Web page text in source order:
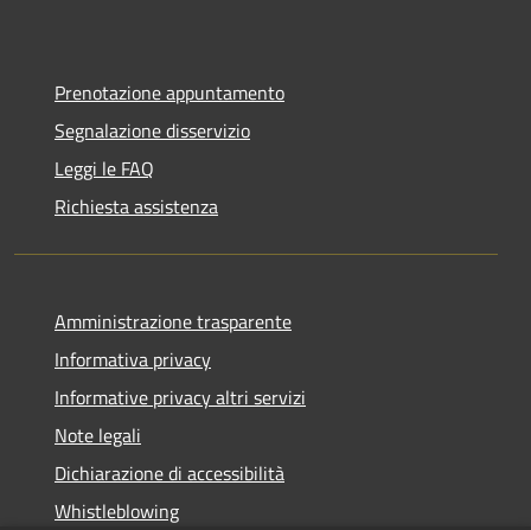
Prenotazione appuntamento
Segnalazione disservizio
Leggi le FAQ
Richiesta assistenza
Amministrazione trasparente
Informativa privacy
Informative privacy altri servizi
Note legali
Dichiarazione di accessibilità
Whistleblowing